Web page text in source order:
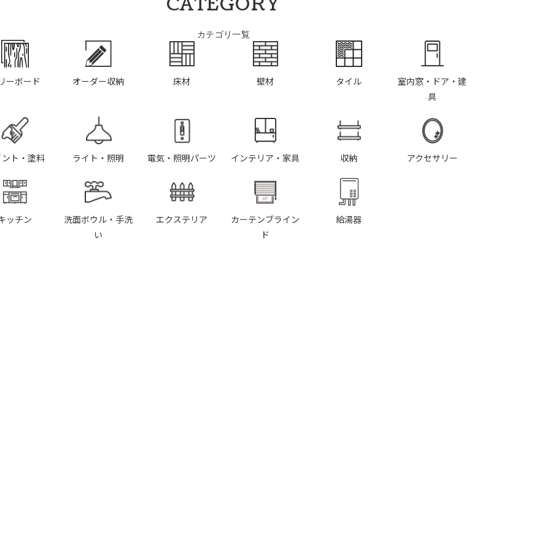
カテゴリ一覧
ーボード オーダー収納 床材 壁材 タイル
室内窓・ドア・建
具
ト・塗料 ライト・照明 電気・照明パーツ インテリア・家具 収納 アクセサリー
ッチン
洗面ボウル・手洗
い
エクステリア
カーテンブライン
ド
給湯器